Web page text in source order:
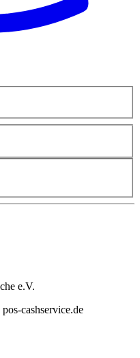
e.V.
cashservice.de